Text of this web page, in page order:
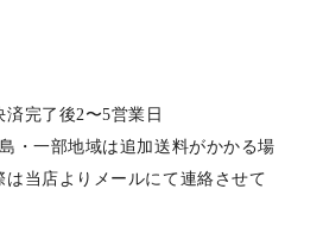
済完了後2〜5営業日
・一部地域は追加送料がかかる場
当店よりメールにて連絡させて